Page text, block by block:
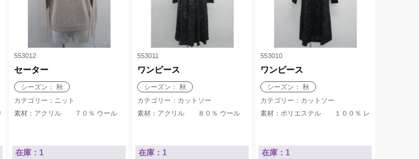
エステル 17％ ナイロン 7％ 毛 6％
553012
セーター
シーズン： 秋
カテゴリー：ニット
素材：アクリル ７０％ ウール ３０％
在庫：1
553011
ワンピース
シーズン： 秋
カテゴリー：カットソー
素材：アクリル ８０％ ウール ２０％
在庫：1
553010
ワンピース
シーズン： 秋
カテゴリー：カットソー
素材：ポリエステル １００％ レーヨン
在庫：1